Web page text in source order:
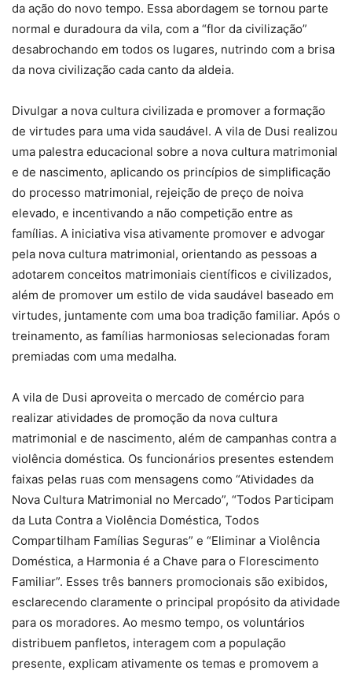
da ação do novo tempo. Essa abordagem se tornou parte
normal e duradoura da vila, com a “flor da civilização”
desabrochando em todos os lugares, nutrindo com a brisa
da nova civilização cada canto da aldeia.
Divulgar a nova cultura civilizada e promover a formação
de virtudes para uma vida saudável. A vila de Dusi realizou
uma palestra educacional sobre a nova cultura matrimonial
e de nascimento, aplicando os princípios de simplificação
do processo matrimonial, rejeição de preço de noiva
elevado, e incentivando a não competição entre as
famílias. A iniciativa visa ativamente promover e advogar
pela nova cultura matrimonial, orientando as pessoas a
adotarem conceitos matrimoniais científicos e civilizados,
além de promover um estilo de vida saudável baseado em
virtudes, juntamente com uma boa tradição familiar. Após o
treinamento, as famílias harmoniosas selecionadas foram
premiadas com uma medalha.
A vila de Dusi aproveita o mercado de comércio para
realizar atividades de promoção da nova cultura
matrimonial e de nascimento, além de campanhas contra a
violência doméstica. Os funcionários presentes estendem
faixas pelas ruas com mensagens como “Atividades da
Nova Cultura Matrimonial no Mercado”, “Todos Participam
da Luta Contra a Violência Doméstica, Todos
Compartilham Famílias Seguras” e “Eliminar a Violência
Doméstica, a Harmonia é a Chave para o Florescimento
Familiar”. Esses três banners promocionais são exibidos,
esclarecendo claramente o principal propósito da atividade
para os moradores. Ao mesmo tempo, os voluntários
distribuem panfletos, interagem com a população
presente, explicam ativamente os temas e promovem a